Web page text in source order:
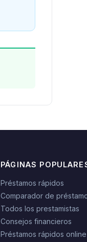
PÁGINAS
Préstamos rápidos
Comparador de
Todos los prestamistas
Consejos financieros
Préstamos rápidos online